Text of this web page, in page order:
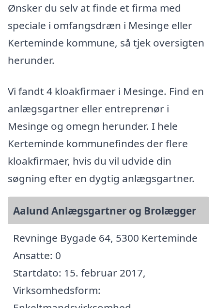
Ønsker du selv at finde et firma med
speciale i omfangsdræn i Mesinge eller
Kerteminde kommune, så tjek oversigten
herunder.
Vi fandt 4 kloakfirmaer i Mesinge. Find en
anlægsgartner eller entreprenør i
Mesinge og omegn herunder. I hele
Kerteminde kommunefindes der flere
kloakfirmaer, hvis du vil udvide din
søgning efter en dygtig anlægsgartner.
Aalund Anlægsgartner og Brolægger
Revninge Bygade 64, 5300 Kerteminde
Ansatte: 0
Startdato: 15. februar 2017,
Virksomhedsform: